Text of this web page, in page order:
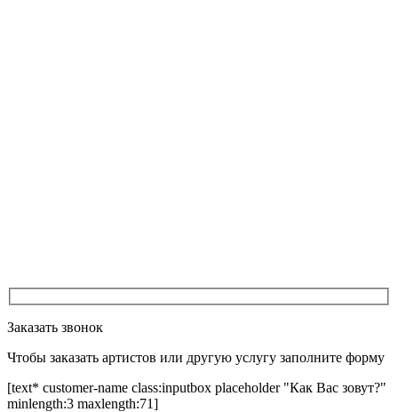
Заказать звонок
Чтобы заказать артистов или другую услугу заполните форму
[text* customer-name class:inputbox placeholder "Как Вас зовут?"
minlength:3 maxlength:71]